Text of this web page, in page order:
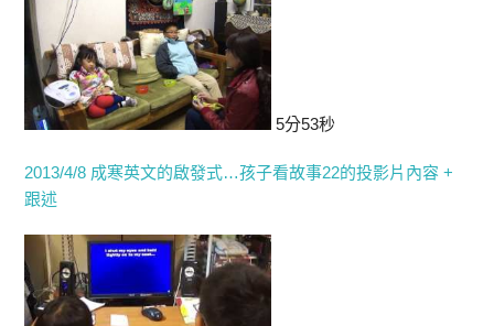
5分53秒
2013/4/8 成寒英文的啟發式…孩子看故事22的投影片內容 +
跟述